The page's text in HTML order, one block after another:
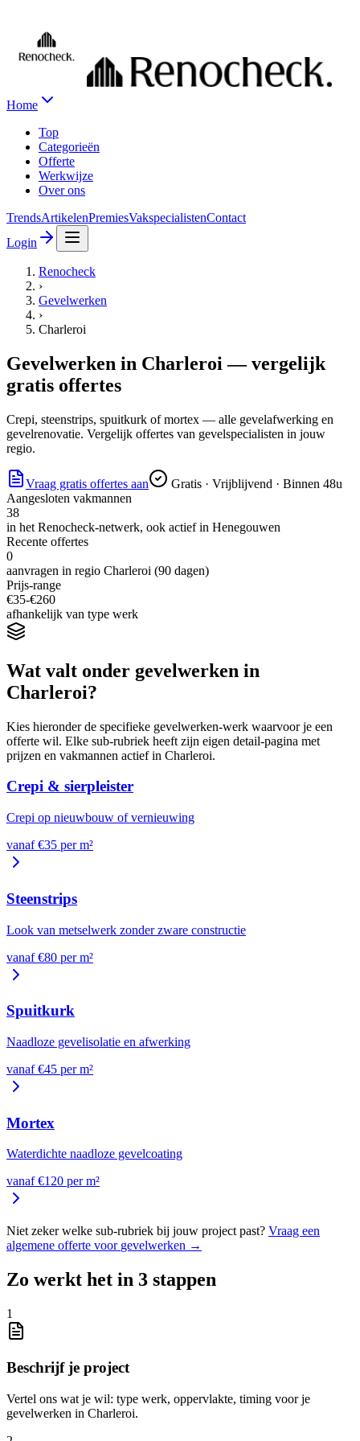
Home
Top
Categorieën
Offerte
Werkwijze
Over ons
TrendsArtikelenPremiesVakspecialistenContact
Login
Renocheck
›
Gevelwerken
›
Charleroi
Gevelwerken in Charleroi — vergelijk
gratis offertes
Crepi, steenstrips, spuitkurk of mortex — alle gevelafwerking en
gevelrenovatie. Vergelijk offertes van gevelspecialisten in jouw
regio.
Vraag gratis offertes aan
Gratis · Vrijblijvend · Binnen 48u
Aangesloten vakmannen
38
in het Renocheck-netwerk, ook actief in Henegouwen
Recente offertes
0
aanvragen in regio Charleroi (90 dagen)
Prijs-range
€35-€260
afhankelijk van type werk
Wat valt onder gevelwerken in
Charleroi?
Kies hieronder de specifieke gevelwerken-werk waarvoor je een
offerte wil. Elke sub-rubriek heeft zijn eigen detail-pagina met
prijzen en vakmannen actief in Charleroi.
Crepi & sierpleister
Crepi op nieuwbouw of vernieuwing
vanaf €35 perm²
Steenstrips
Look van metselwerk zonder zware constructie
vanaf €80 perm²
Spuitkurk
Naadloze gevelisolatie en afwerking
vanaf €45 perm²
Mortex
Waterdichte naadloze gevelcoating
vanaf €120 perm²
Niet zeker welke sub-rubriek bij jouw project past? Vraag een
algemene offerte voor gevelwerken →
Zo werkt het in 3 stappen
1
Beschrijf je project
Vertel ons wat je wil: type werk, oppervlakte, timing voor je
gevelwerken in Charleroi.